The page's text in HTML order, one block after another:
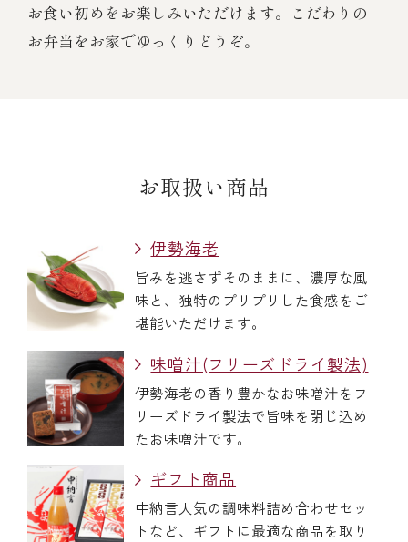
お食い初めをお楽しみいただけます。こだわりの
お弁当をお家でゆっくりどうぞ。
お取扱い商品
伊勢海老
旨みを逃さずそのままに、濃厚な風
味と、独特のプリプリした食感をご
堪能いただけます。
味噌汁(フリーズドライ製法)
伊勢海老の香り豊かなお味噌汁をフ
リーズドライ製法で旨味を閉じ込め
たお味噌汁です。
ギフト商品
中納言人気の調味料詰め合わせセッ
トなど、ギフトに最適な商品を取り